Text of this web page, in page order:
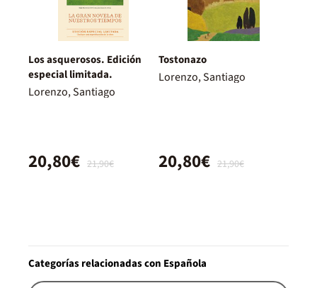
Los asquerosos. Edición
especial limitada.
Lorenzo, Santiago
21,90€
20,80€
Tostonazo
Lorenzo, Santiago
21,90€
20,80€
Categorías relacionadas con Española